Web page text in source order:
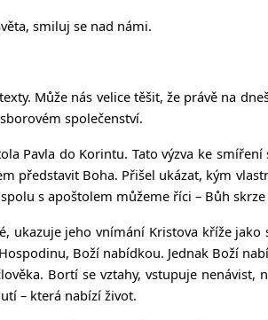
smiluj se nad námi.
Může nás velice těšit, že právě na
společenství.
Pavla do Korintu. Tato výzva ke
představit Boha. Přišel ukázat, kým
s apoštolem můžeme říci – Bůh
ukazuje jeho vnímání Kristova kříže
Boží nabídkou. Jednak Boží
Bortí se vztahy, vstupuje
– která nabízí život.